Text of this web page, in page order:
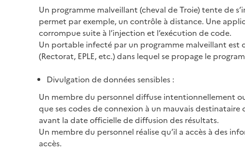
Un programme malveillant (cheval de Troie) tente de
permet par exemple, un contrôle à distance. Une
corrompue suite à l’injection et l’exécution de code.
Un portable infecté par un programme malveillant est
(Rectorat, EPLE, etc.) dans lequel se propage le
Divulgation de données sensibles :
Un membre du personnel diffuse intentionnellement
que ses codes de connexion à un mauvais destinataire
avant la date officielle de diffusion des résultats.
Un membre du personnel réalise qu’il a accès à des
accès.